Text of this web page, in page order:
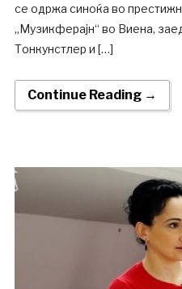
се одржа синоќа во
„Музикферајн“ во Виена,
Тонкунстлер и […]
Continue Reading →